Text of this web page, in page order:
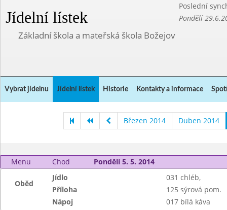
Jídelní lístek
Poslední
Pondělí
Základní škola a mateřská škola Božejov
Vybrat jídelnu Jídelní lístek Historie Kontakty a informace
Březen 2014 Duben 2014
Menu Chod Pondělí 5. 5. 2014
Oběd
Jídlo
031 chléb,
Příloha
125 sýrová pom.
Nápoj
017 bílá káva